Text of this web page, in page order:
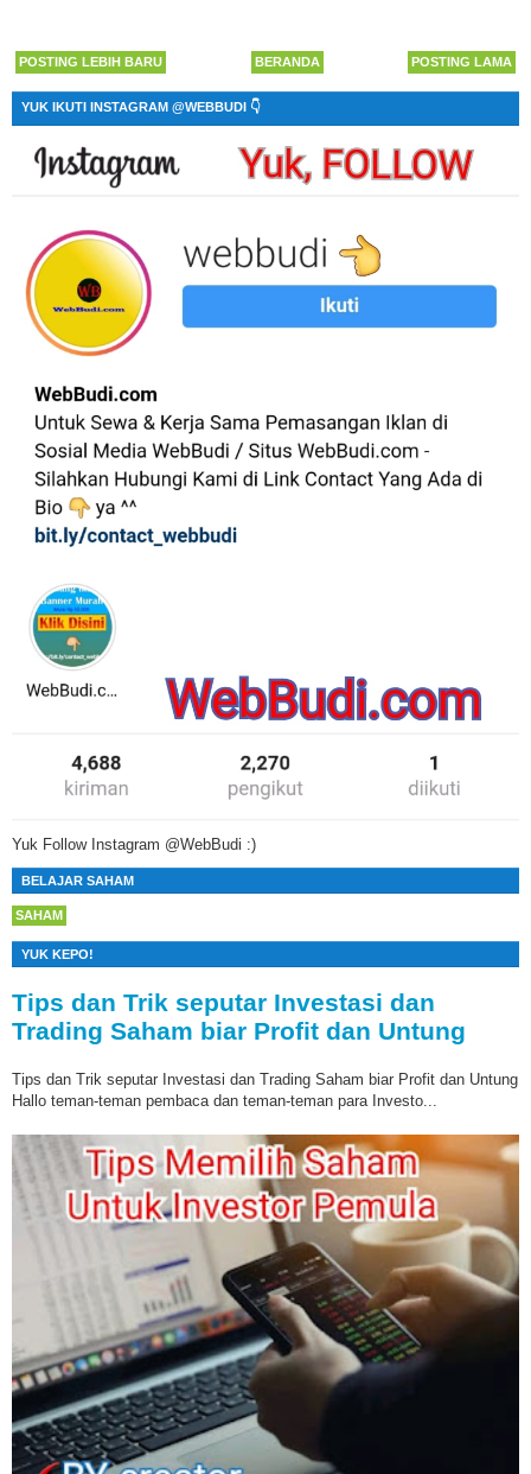
POSTING LEBIH BARU POSTING LAMA
BERANDA
YUK IKUTI INSTAGRAM @WEBBUDI 👇
Yuk Follow Instagram @WebBudi :)
BELAJAR SAHAM
SAHAM
YUK KEPO!
Tips dan Trik seputar Investasi dan
Trading Saham biar Profit dan Untung
Tips dan Trik seputar Investasi dan Trading Saham biar Profit dan Untung
Hallo teman-teman pembaca dan teman-teman para Investo...